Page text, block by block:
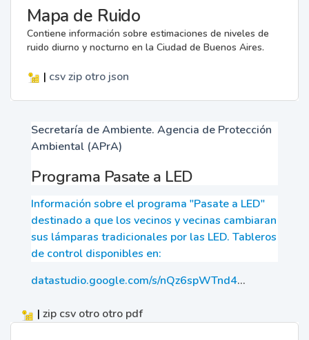
Mapa de Ruido
Contiene información sobre estimaciones de niveles de
ruido diurno y nocturno en la Ciudad de Buenos Aires.
| csv zip otro json
Secretaría de Ambiente. Agencia de Protección
Ambiental (APrA)
Programa Pasate a LED
Información sobre el programa "Pasate a LED"
destinado a que los vecinos y vecinas cambiaran
sus lámparas tradicionales por las LED. Tableros
de control disponibles en:
datastudio.google.com/s/nQz6spWTnd4...
| zip csv otro otro pdf